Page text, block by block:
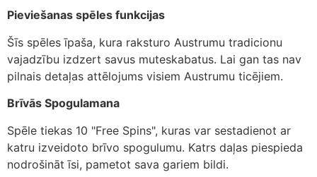
Pieviešanas spēles funkcijas
Šīs spēles īpaša, kura raksturo Austrumu tradicionu
vajadzību izdzert savus muteskabatus. Lai gan tas nav
pilnais detaļas attēlojums visiem Austrumu ticējiem.
Brīvās Spogulamana
Spēle tiekas 10 "Free Spins", kuras var sestadienot ar
katru izveidoto brīvo spogulumu. Katrs daļas piespieda
nodrošināt īsi, pametot sava gariem bildi.